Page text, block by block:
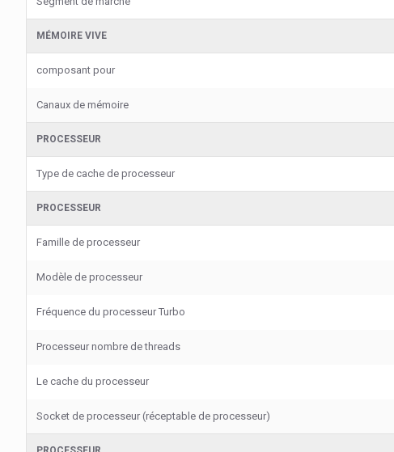
MÉMOIRE VIVE
composant pour
Canaux de mémoire
PROCESSEUR
Type de cache de processeur
PROCESSEUR
Famille de processeur
Modèle de processeur
Fréquence du processeur Turbo
Processeur nombre de threads
Le cache du processeur
Socket de processeur (réceptable de processeur)